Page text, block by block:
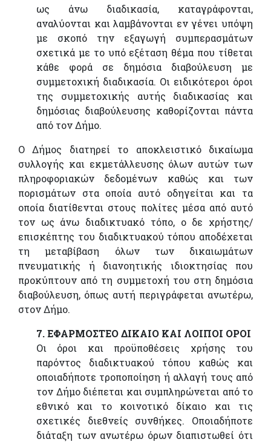
ως άνω διαδικασία, καταγράφονται,
αναλύονται και λαμβάνονται εν γένει υπόψη
με σκοπό την εξαγωγή συμπερασμάτων
σχετικά με το υπό εξέταση θέμα που τίθεται
κάθε φορά σε δημόσια διαβούλευση με
συμμετοχική διαδικασία. Οι ειδικότεροι όροι
της συμμετοχικής αυτής διαδικασίας και
δημόσιας διαβούλευσης καθορίζονται πάντα
από τον Δήμο.
Ο Δήμος διατηρεί το αποκλειστικό δικαίωμα
συλλογής και εκμετάλλευσης όλων αυτών των
πληροφοριακών δεδομένων καθώς και των
πορισμάτων στα οποία αυτό οδηγείται και τα
οποία διατίθενται στους πολίτες μέσα από αυτό
τον ως άνω διαδικτυακό τόπο, ο δε χρήστης/
επισκέπτης του διαδικτυακού τόπου αποδέχεται
τη μεταβίβαση όλων των δικαιωμάτων
πνευματικής ή διανοητικής ιδιοκτησίας που
προκύπτουν από τη συμμετοχή του στη δημόσια
διαβούλευση, όπως αυτή περιγράφεται ανωτέρω,
στον Δήμο.
7. ΕΦΑΡΜΟΣΤΕΟ ΔΙΚΑΙΟ ΚΑΙ ΛΟΙΠΟΙ ΟΡΟΙ
Οι όροι και προϋποθέσεις χρήσης του
παρόντος διαδικτυακού τόπου καθώς και
οποιαδήποτε τροποποίηση ή αλλαγή τους από
τον Δήμο διέπεται και συμπληρώνεται από το
εθνικό και το κοινοτικό δίκαιο και τις
σχετικές διεθνείς συνθήκες. Οποιαδήποτε
διάταξη των ανωτέρω όρων διαπιστωθεί ότι